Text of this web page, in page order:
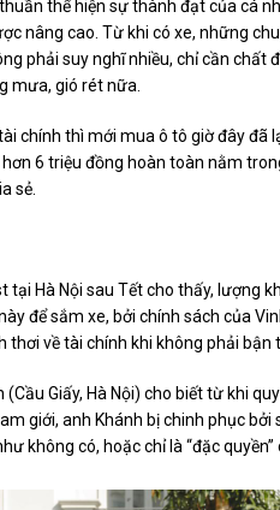
thể hiện sự thành đạt của cá
nâng cao. Từ khi có xe, những
phải suy nghĩ nhiều, chỉ cần
mưa, gió rét nữa.
chính thì mới mua ô tô giờ đây
6 triệu đồng hoàn toàn nằm
sẻ.
Hà Nội sau Tết cho thấy, lượng
để sắm xe, bởi chính sách của
về tài chính khi không phải bận
Giấy, Hà Nội) cho biết từ khi
giới, anh Khánh bị chinh phục
không có, hoặc chỉ là “đặc